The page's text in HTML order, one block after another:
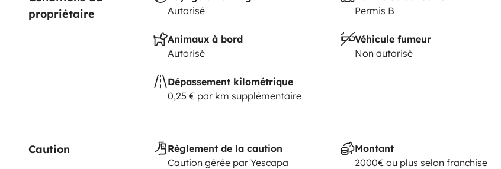
propriétaire
Autorisé
Permis B
Animaux à bord
Autorisé
Véhicule fumeur
Non autorisé
Dépassement kilométrique
0,25 € par km supplémentaire
Caution
Règlement de la caution
Caution gérée par Yescapa
Montant
2000€ ou plus selon franchise